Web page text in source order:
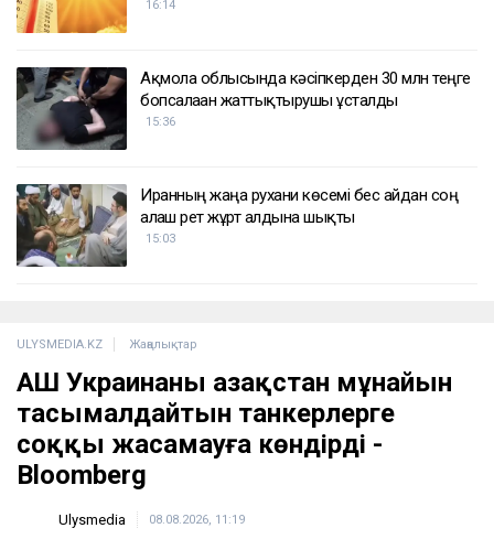
16:14
Ақмола облысында кәсіпкерден 30 млн теңге
бопсалаған жаттықтырушы ұсталды
15:36
Иранның жаңа рухани көсемі бес айдан соң
алғаш рет жұрт алдына шықты
15:03
ULYSMEDIA.KZ Жаңалықтар
АҚШ Украинаны Қазақстан мұнайын
тасымалдайтын танкерлерге
соққы жасамауға көндірді -
Bloomberg
Ulysmedia 08.08.2026, 11:19